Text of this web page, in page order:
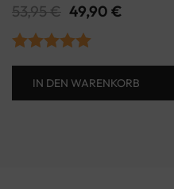
53,95€ 49,90 €
Bewertet mit
5.00von 5
IN DEN WARENKORB